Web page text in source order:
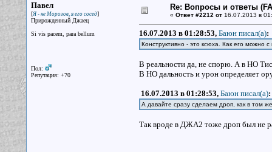
Павел
[Я - не Морозов, я его сосед]
Прирожденный Джаец
Si vis pacem, para bellum
Пол:
Репутация: +70
Re: Вопросы и ответы
« Ответ #2212 от16.07.2013 в
16.07.2013 в 01:28:53, Баюн писал(a):
Конструктивно - это ксюха. Как его можно
В реальности да, не спорю. А в НО
В НО дальность и урон определяет
16.07.2013 в 01:28:53, Баюн писал(a):
А давайте сразу сделаем дроп, как в том
Так вроде в ДЖА2 тоже дроп был не